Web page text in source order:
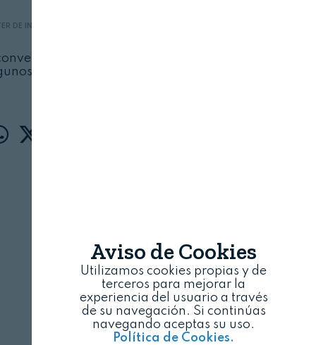
DE INNOVACIÓN EN ENVASE Y EMBALAJE
en una herramienta fundamental
de los grandes desafíos actuales de las
Aviso de Cookies
Utilizamos cookies propias y de
terceros para mejorar la
experiencia del usuario a través
de su navegación. Si continúas
navegando aceptas su uso.
Política de Cookies.